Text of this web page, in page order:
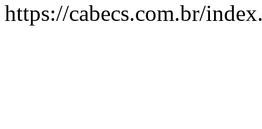
https://cabecs.com.br/